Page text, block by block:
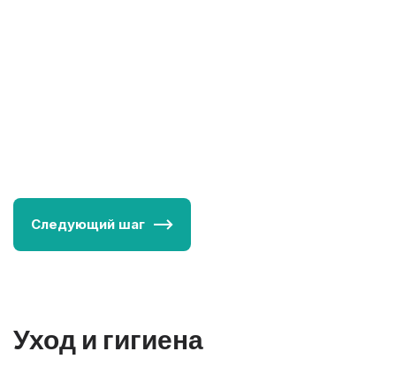
Следующий шаг
Уход и гигиена